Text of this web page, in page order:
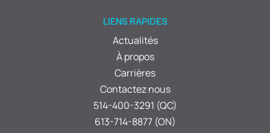
LIENS RAPIDES
Actualités
À propos
Carrières
Contactez nous
514-400-3291 (QC)
613-714-8877 (ON)